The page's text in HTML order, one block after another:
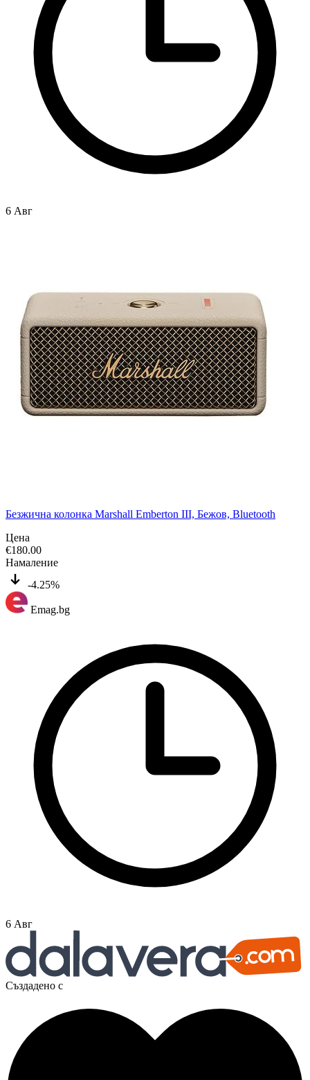
6 Авг
Безжична колонка Marshall Emberton III, Бежов, Bluetooth
Цена
€180.00
Намаление
-4.25%
Emag.bg
6 Авг
Създадено с